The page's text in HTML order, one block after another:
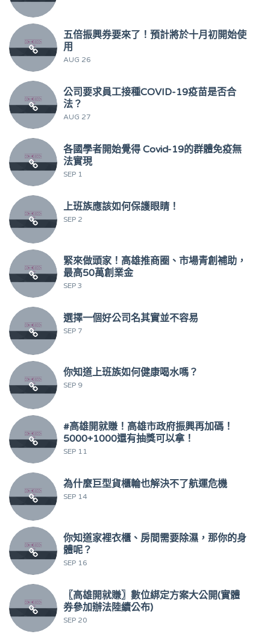
五倍振興券要來了！預計將於十月初開始使
用
AUG 26
公司要求員工接種COVID-19疫苗是否合
法？
AUG 27
各國學者開始覺得 Covid-19的群體免疫無
法實現
SEP 1
上班族應該如何保護眼睛！
SEP 2
緊來做頭家！高雄推商圈、市場青創補助，
最高50萬創業金
SEP 3
選擇一個好公司名其實並不容易
SEP 7
你知道上班族如何健康喝水嗎？
SEP 9
#高雄開就賺！高雄市政府振興再加碼！
5000+1000還有抽獎可以拿！
SEP 11
為什麼巨型貨櫃輪也解決不了航運危機
SEP 14
你知道家裡衣櫃、房間需要除濕，那你的身
體呢？
SEP 16
〖高雄開就賺〗數位綁定方案大公開(實體
券參加辦法陸續公布)
SEP 20